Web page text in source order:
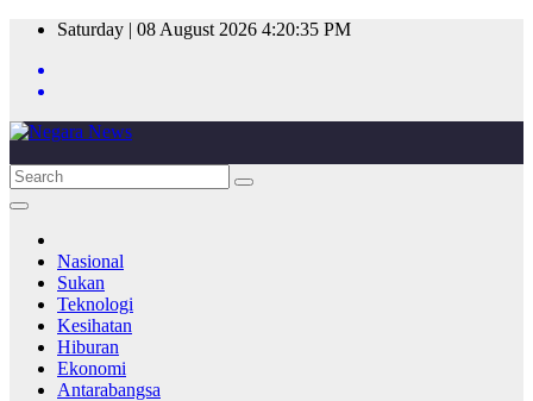
Skip
content
Saturday | 08 August 2026 4:20:35 PM
Nasional
Sukan
Teknologi
Kesihatan
Hiburan
Ekonomi
Antarabangsa